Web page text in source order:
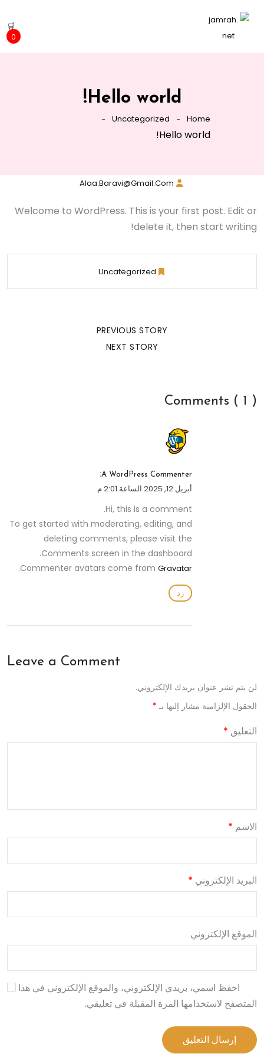
🛒
0
Hello world!
Home
Uncategorized
Hello world!
Alaa.baravi@gmail.com
Welcome to WordPress. This is your first post. Edit or
delete it, then start writing!
Uncategorized
PREVIOUS STORY
NEXT STORY
Comments ( 1 )
A WordPress Commenter
:
أبريل 12, 2025 الساعة 2:01 م
Hi, this is a comment.
To get started with moderating, editing, and
deleting comments, please visit the
Comments screen in the dashboard.
Commenter avatars come from Gravatar
.
رد
Leave a Comment
لن يتم نشر عنوان بريدك الإلكتروني.
الحقول الإلزامية مشار إليها بـ *
التعليق *
الاسم *
البريد الإلكتروني *
الموقع الإلكتروني
احفظ اسمي، بريدي الإلكتروني، والموقع الإلكتروني في هذا
المتصفح لاستخدامها المرة المقبلة في تعليقي.